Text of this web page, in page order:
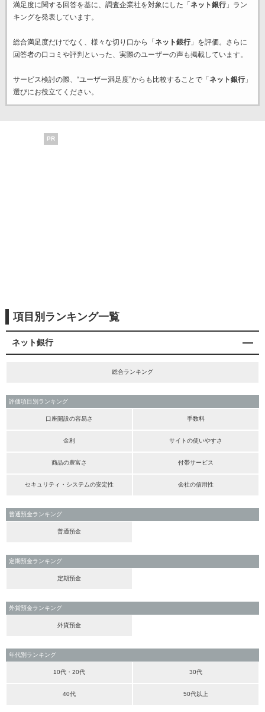
満足度に関する回答を基に、調査企業社を対象にした「 ネット銀行」ラン
キングを発表しています。
総合満足度だけでなく、様々な切り口から「 ネット銀行」を評価。さらに
回答者の口コミや評判といった、実際のユーザーの声も掲載しています。
サービス検討の際、“ユーザー満足度”からも比較することで「 ネット銀行」
選びにお役立てください。
PR
項目別ランキング一覧
ネット銀行
総合ランキング
評価項目別ランキング
口座開設の容易さ 手数料
金利 サイトの使いやすさ
商品の豊富さ 付帯サービス
セキュリティ・システムの安定性 会社の信用性
普通預金ランキング
普通預金
定期預金ランキング
定期預金
外貨預金ランキング
外貨預金
年代別ランキング
10代・20代 30代
40代 50代以上